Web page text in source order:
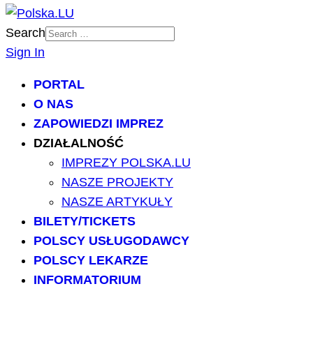
Search
Sign In
PORTAL
O NAS
ZAPOWIEDZI IMPREZ
DZIAŁALNOŚĆ
IMPREZY POLSKA.LU
NASZE PROJEKTY
NASZE ARTYKUŁY
BILETY/TICKETS
POLSCY USŁUGODAWCY
POLSCY LEKARZE
INFORMATORIUM